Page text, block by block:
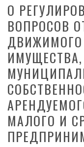
О
ВОПРОСОВ
МАЛОГО И